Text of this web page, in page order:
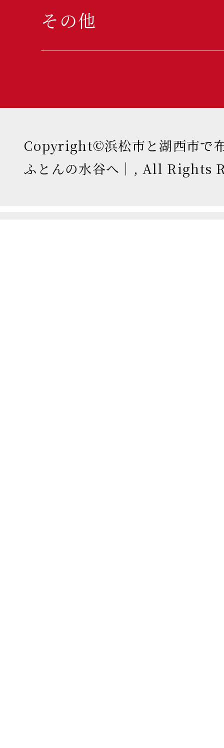
その他
Copyright©浜松市と湖西市で
ふとんの水谷へ｜, All Rights